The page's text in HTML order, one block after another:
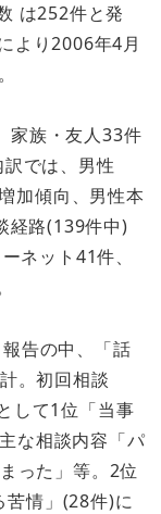
は252件と発
より2006年4月
家族・友人33件
では、男性
加傾向、男性本
経路(139件中)
ネット41件、
告の中、「話
。初回相談
して1位「当事
な相談内容「パ
った」等。2位
苦情」(28件)に